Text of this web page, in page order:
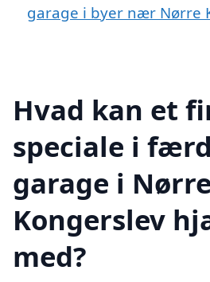
garage i byer nær Nørre
Hvad kan et
speciale i
garage i Nørre
Kongerslev
med?